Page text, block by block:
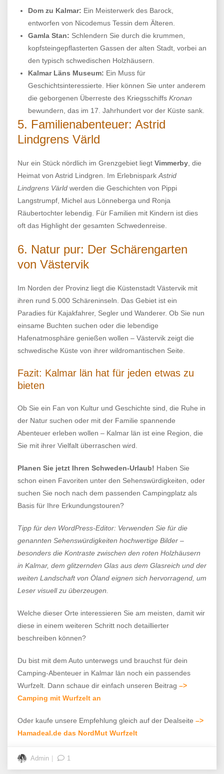
Dom zu Kalmar: Ein Meisterwerk des Barock,
entworfen von Nicodemus Tessin dem Älteren.
Gamla Stan: Schlendern Sie durch die krummen,
kopfsteingepflasterten Gassen der alten Stadt, vorbei an
den typisch schwedischen Holzhäusern.
Kalmar Läns Museum: Ein Muss für
Geschichtsinteressierte. Hier können Sie unter anderem
die geborgenen Überreste des Kriegsschiffs Kronan
bewundern, das im 17. Jahrhundert vor der Küste sank.
5. Familienabenteuer: Astrid
Lindgrens Värld
Nur ein Stück nördlich im Grenzgebiet liegt Vimmerby , die
Heimat von Astrid Lindgren. Im Erlebnispark Astrid
Lindgrens Värld werden die Geschichten von Pippi
Langstrumpf, Michel aus Lönneberga und Ronja
Räubertochter lebendig. Für Familien mit Kindern ist dies
oft das Highlight der gesamten Schwedenreise.
6. Natur pur: Der Schärengarten
von Västervik
Im Norden der Provinz liegt die Küstenstadt Västervik mit
ihren rund 5.000 Schäreninseln. Das Gebiet ist ein
Paradies für Kajakfahrer, Segler und Wanderer. Ob Sie nun
einsame Buchten suchen oder die lebendige
Hafenatmosphäre genießen wollen – Västervik zeigt die
schwedische Küste von ihrer wildromantischen Seite.
Fazit: Kalmar län hat für jeden etwas zu
bieten
Ob Sie ein Fan von Kultur und Geschichte sind, die Ruhe in
der Natur suchen oder mit der Familie spannende
Abenteuer erleben wollen – Kalmar län ist eine Region, die
Sie mit ihrer Vielfalt überraschen wird.
Planen Sie jetzt Ihren Schweden-Urlaub! Haben Sie
schon einen Favoriten unter den Sehenswürdigkeiten, oder
suchen Sie noch nach dem passenden Campingplatz als
Basis für Ihre Erkundungstouren?
Tipp für den WordPress-Editor: Verwenden Sie für die
genannten Sehenswürdigkeiten hochwertige Bilder –
besonders die Kontraste zwischen den roten Holzhäusern
in Kalmar, dem glitzernden Glas aus dem Glasreich und der
weiten Landschaft von Öland eignen sich hervorragend, um
Leser visuell zu überzeugen.
Welche dieser Orte interessieren Sie am meisten, damit wir
diese in einem weiteren Schritt noch detaillierter
beschreiben können?
Du bist mit dem Auto unterwegs und brauchst für dein
Camping-Abenteuer in Kalmar län noch ein passendes
Wurfzelt. Dann schaue dir einfach unseren Beitrag –>
Camping mit Wurfzelt an
Oder kaufe unsere Empfehlung gleich auf der Dealseite –>
Hamadeal.de das NordMut Wurfzelt
Admin 1